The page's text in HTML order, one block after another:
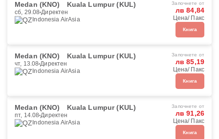
Medan (KNO) Kuala Lumpur (KUL)
сб, 29.08 Директен
Indonesia AirAsia
Започнете от
лв 84,84
Цена/ Пакс
Книга
Medan (KNO) Kuala Lumpur (KUL)
чт, 13.08 Директен
Indonesia AirAsia
Започнете от
лв 85,19
Цена/ Пакс
Книга
Medan (KNO) Kuala Lumpur (KUL)
пт, 14.08 Директен
Indonesia AirAsia
Започнете от
лв 91,26
Цена/ Пакс
Книга